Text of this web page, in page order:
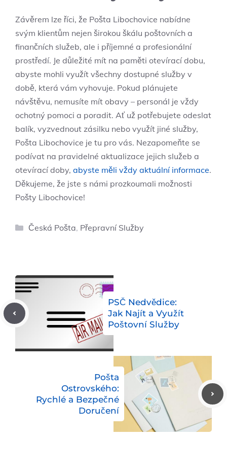
Závěrem lze říci, že Pošta Libochovice nabídne
svým klientům nejen širokou škálu poštovních a
finančních služeb, ale i příjemné a profesionální
prostředí. Je důležité mít na paměti otevírací dobu,
abyste mohli využít všechny dostupné služby v
době, která vám vyhovuje. Pokud plánujete
návštěvu, nemusíte mít obavy – personál je vždy
ochotný pomoci a poradit. Ať už potřebujete odeslat
balík, vyzvednout zásilku nebo využít jiné služby,
Pošta Libochovice je tu pro vás. Nezapomeňte se
podívat na pravidelné aktualizace jejich služeb a
otevírací doby, abyste měli vždy aktuální informace.
Děkujeme, že jste s námi prozkoumali možnosti
Pošty Libochovice!
Rubriky
Česká Pošta, Přepravní Služby
PSČ Nedvědice:
Jak Najít a Využít
Poštovní Služby
Pošta
Ostrovského:
Rychlé a Bezpečné
Doručení